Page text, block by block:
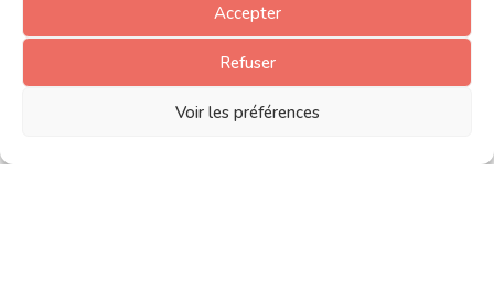
Accepter
Refuser
Voir les préférences